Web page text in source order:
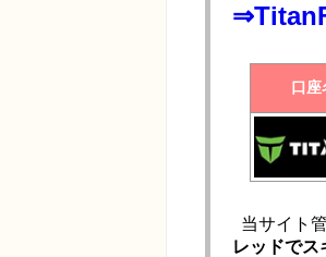
口座
当サイト
レッドで